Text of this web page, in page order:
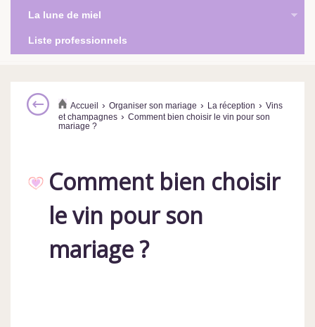
La lune de miel
Liste professionnels
Accueil › Organiser son mariage › La réception › Vins
et champagnes › Comment bien choisir le vin pour son
mariage ?
Comment bien choisir
le vin pour son
mariage ?